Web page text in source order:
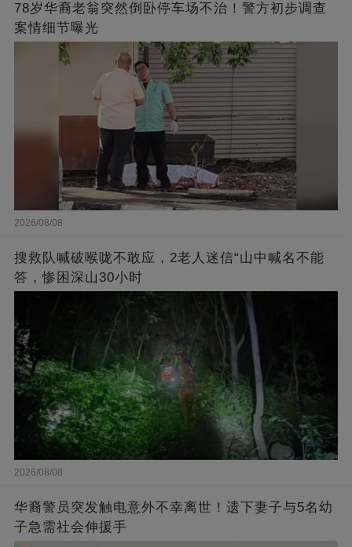
78岁华裔老翁突然倒卧停车场不治！警方初步调查
案情细节曝光
2026/08/08
搜救队喊破喉咙不敢应，2老人迷信“山中喊名不能
答，惨困深山30小时
2026/08/08
华裔警员突发触电意外不幸离世！遗下妻子与5名幼
子急需社会伸援手